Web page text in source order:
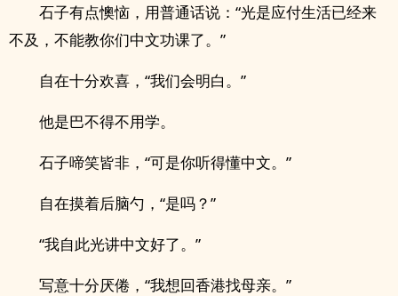
石子有点懊恼，用普通话说：“光是应付生活已经来
不及，不能教你们中文功课了。”
自在十分欢喜，“我们会明白。”
他是巴不得不用学。
石子啼笑皆非，“可是你听得懂中文。”
自在摸着后脑勺，“是吗？”
“我自此光讲中文好了。”
写意十分厌倦，“我想回香港找母亲。”